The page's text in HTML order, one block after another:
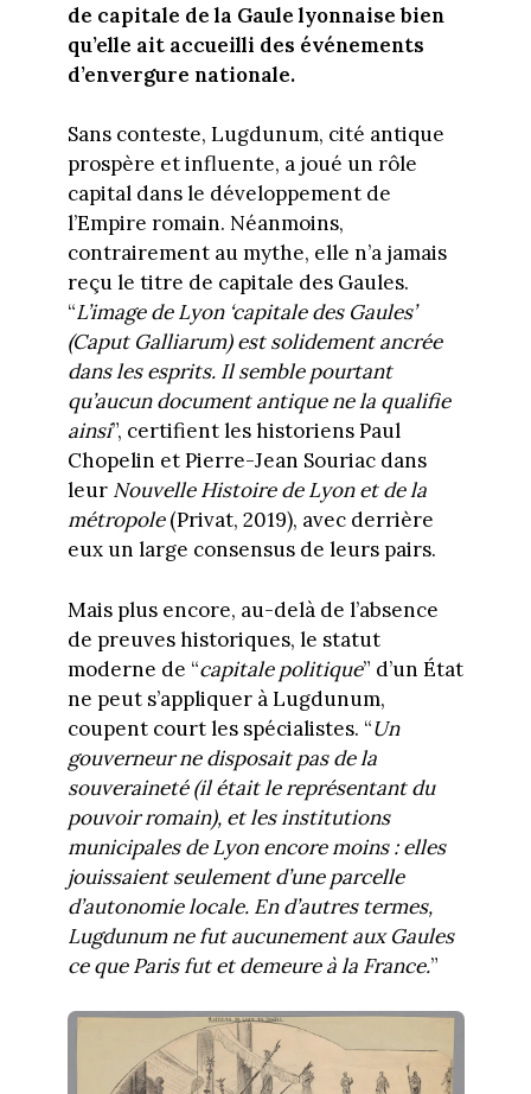
de capitale de la Gaule lyonnaise bien
qu’elle ait accueilli des événements
d’envergure nationale.
Sans conteste, Lugdunum, cité antique
prospère et influente, a joué un rôle
capital dans le développement de
l’Empire romain. Néanmoins,
contrairement au mythe, elle n’a jamais
reçu le titre de capitale des Gaules.
“L’image de Lyon ‘capitale des Gaules’
(Caput Galliarum) est solidement ancrée
dans les esprits. Il semble pourtant
qu’aucun document antique ne la qualifie
ainsi”, certifient les historiens Paul
Chopelin et Pierre-Jean Souriac dans
leur Nouvelle Histoire de Lyon et de la
métropole(Privat, 2019), avec derrière
eux un large consensus de leurs pairs.
Mais plus encore, au-delà de l’absence
de preuves historiques, le statut
moderne de “capitale politique” d’un État
ne peut s’appliquer à Lugdunum,
coupent court les spécialistes. “Un
gouverneur ne disposait pas de la
souveraineté (il était le représentant du
pouvoir romain), et les institutions
municipales de Lyon encore moins : elles
jouissaient seulement d’une parcelle
d’autonomie locale. En d’autres termes,
Lugdunum ne fut aucunement aux Gaules
ce que Paris fut et demeure à la France.”